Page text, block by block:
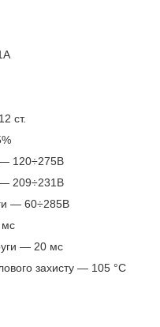
ст.
— 120÷275В
— 209÷231В
— 60÷285В
мс
— 20 мс
захисту — 105 °C